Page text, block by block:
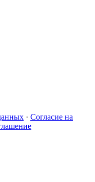
· Согласие на